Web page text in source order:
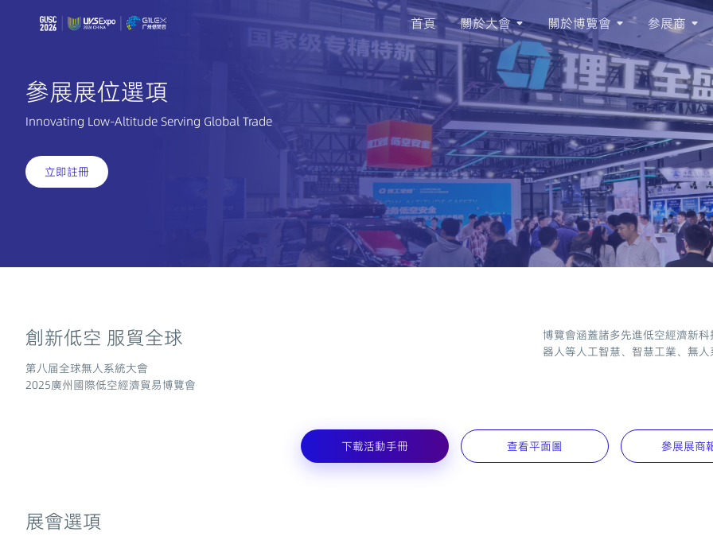
首頁 關於大會 關於博覽會 参展商
參展展位選項
Innovating Low-Altitude Serving Global Trade
立即註冊
創新低空 服貿全球
第八届全球無人系統大會
2025廣州國際低空經濟貿易博覽會
博覽會涵蓋諸多先進低空經濟新
器人等人工智慧、智慧工業、無
下載活動手冊 查看平面圖 參展展商
展會選項